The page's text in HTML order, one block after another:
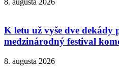
K letu už vyše dve dekády
medzinárodný festival
8. augusta 2026